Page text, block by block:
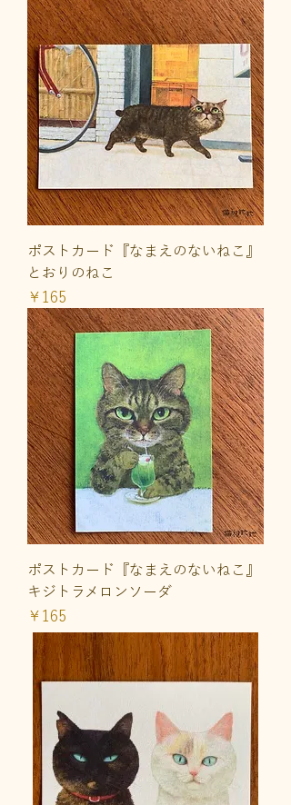
ポストカード『なまえのないねこ』
とおりのねこ
価格
￥165
ポストカード『なまえのないねこ』
キジトラメロンソーダ
価格
￥165